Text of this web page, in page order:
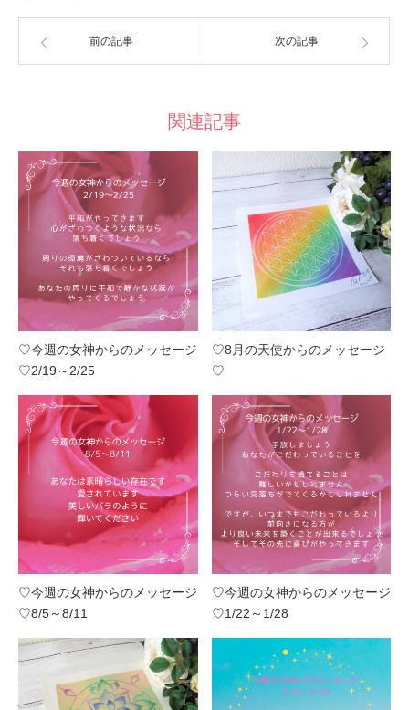
前の記事 次の記事
関連記事
♡今週の女神からのメッセージ
♡2/19～2/25
♡8月の天使からのメッセージ
♡
♡今週の女神からのメッセージ
♡8/5～8/11
♡今週の女神からのメッセージ
♡1/22～1/28